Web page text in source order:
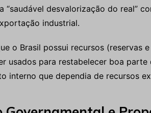
“saudável desvalorização do real”
industrial.
o Brasil possui recursos (reservas e
usados para restabelecer boa
interno que dependia de recursos